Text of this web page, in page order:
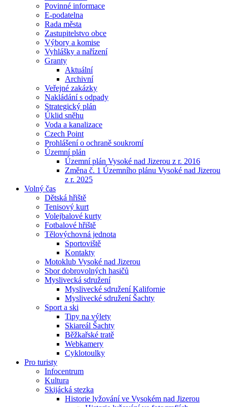
Povinné informace
E-podatelna
Rada města
Zastupitelstvo obce
Výbory a komise
Vyhlášky a nařízení
Granty
Aktuální
Archivní
Veřejné zakázky
Nakládání s odpady
Strategický plán
Úklid sněhu
Voda a kanalizace
Czech Point
Prohlášení o ochraně soukromí
Územní plán
Územní plán Vysoké nad Jizerou z r. 2016
Změna č. 1 Územního plánu Vysoké nad Jizerou
z r. 2025
Volný čas
Dětská hřiště
Tenisový kurt
Volejbalové kurty
Fotbalové hřiště
Tělovýchovná jednota
Sportoviště
Kontakty
Motoklub Vysoké nad Jizerou
Sbor dobrovolných hasičů
Myslivecká sdružení
Myslivecké sdružení Kalifornie
Myslivecké sdružení Šachty
Sport a ski
Tipy na výlety
Skiareál Šachty
Běžkařské tratě
Webkamery
Cyklotoulky
Pro turisty
Infocentrum
Kultura
Skijácká stezka
Historie lyžování ve Vysokém nad Jizerou